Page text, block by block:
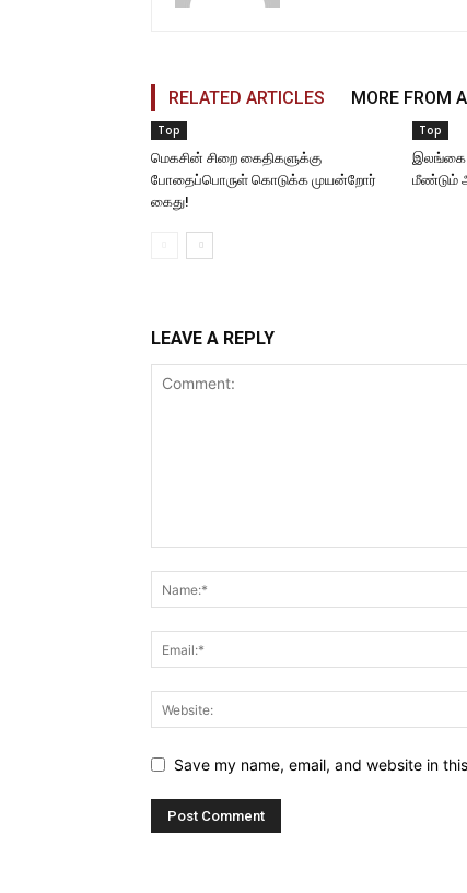
RELATED ARTICLES MORE FROM
Top
மெகசின் சிறை கைதிகளுக்கு
போதைப்பொருள் கொடுக்க முயன்றோர்
கைது!
Top
மீண்டும்
LEAVE A REPLY
Save my name, email, and website in